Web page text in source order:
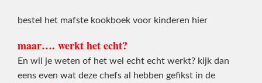
bestel het mafste kookboek voor kinderen hier
maar…. werkt het echt?
En wil je weten of het wel echt echt werkt? kijk dan
eens even wat deze chefs al hebben gefikst in de